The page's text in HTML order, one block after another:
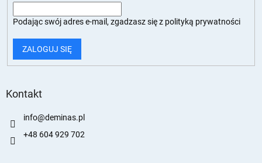
Podając swój adres e-mail, zgadzasz się z polityką prywatności
ZALOGUJ SIĘ
Kontakt
info@deminas.pl
+48 604 929 702